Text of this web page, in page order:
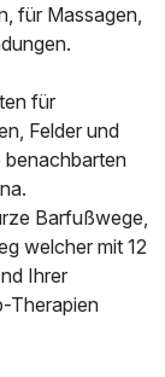
für Massagen,
für
Felder und
benachbarten
Barfußwege,
welcher mit 12
Ihrer
Therapien